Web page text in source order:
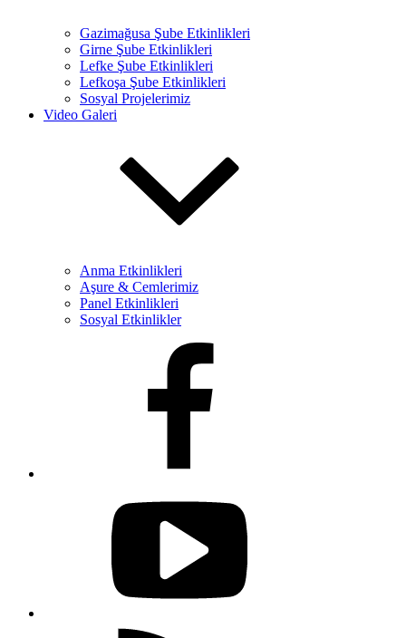
Gazimağusa Şube Etkinlikleri
Girne Şube Etkinlikleri
Lefke Şube Etkinlikleri
Lefkoşa Şube Etkinlikleri
Sosyal Projelerimiz
Video Galeri
Anma Etkinlikleri
Aşure & Cemlerimiz
Panel Etkinlikleri
Sosyal Etkinlikler